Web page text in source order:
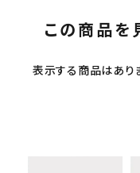
この商品を
表示する商品はあり